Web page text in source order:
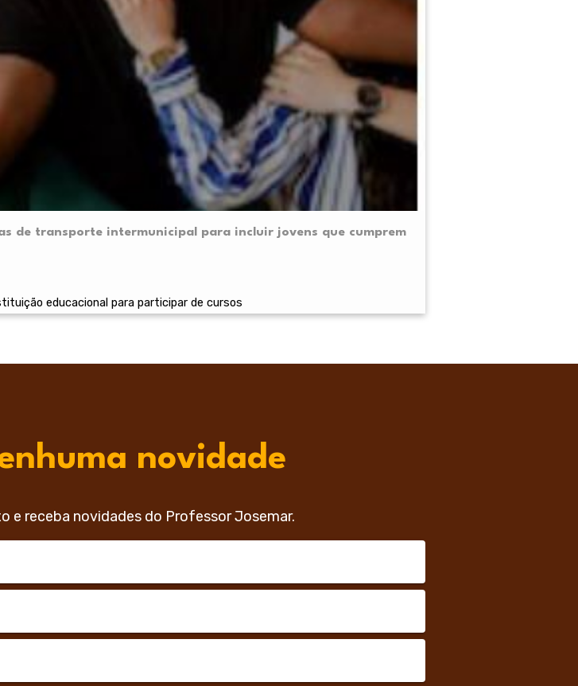
de transporte intermunicipal para incluir jovens que cumprem
educacional para participar de cursos
novidade
e receba novidades do Professor Josemar.